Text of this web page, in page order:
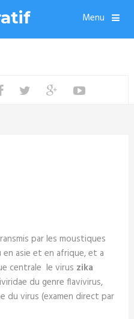
Menu
par les moustiques
asie et en afrique, et a
centrale le virus zika
du genre flavivirus,
du virus (examen direct par